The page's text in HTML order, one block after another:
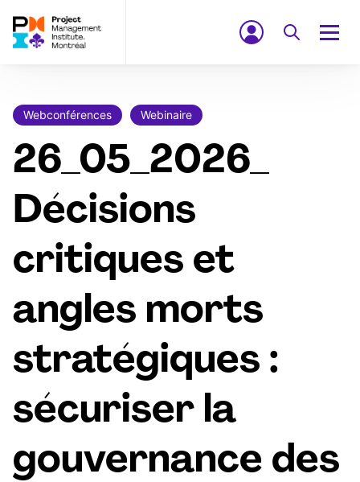
Webconférences Webinaire
26_05_2026_
Décisions
critiques et
angles morts
stratégiques :
sécuriser la
gouvernance des